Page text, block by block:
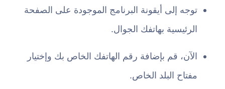
توجه إلى أيقونة البرنامج الموجودة على الصفحة
الرئيسية بهاتفك الجوال.
الآن، قم بإضافة رقم الهاتفك الخاص بك وإختيار
مفتاح البلد الخاص.